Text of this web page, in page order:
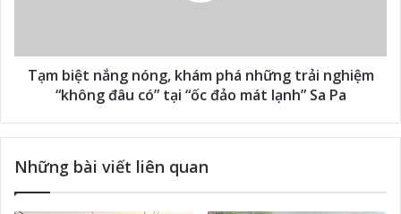
Tạm biệt nắng nóng, khám phá những trải nghiệm
“không đâu có” tại “ốc đảo mát lạnh” Sa Pa
Những bài viết liên quan